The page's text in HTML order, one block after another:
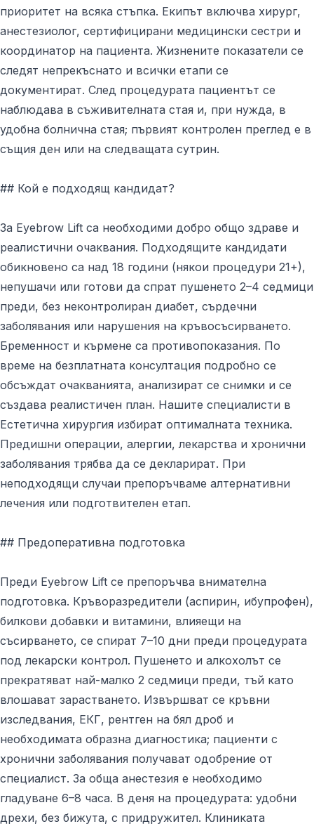
приоритет на всяка стъпка. Екипът включва хирург,
анестезиолог, сертифицирани медицински сестри и
координатор на пациента. Жизнените показатели се
следят непрекъснато и всички етапи се
документират. След процедурата пациентът се
наблюдава в съживителната стая и, при нужда, в
удобна болнична стая; първият контролен преглед е в
същия ден или на следващата сутрин.
## Кой е подходящ кандидат?
За Eyebrow Lift са необходими добро общо здраве и
реалистични очаквания. Подходящите кандидати
обикновено са над 18 години (някои процедури 21+),
непушачи или готови да спрат пушенето 2–4 седмици
преди, без неконтролиран диабет, сърдечни
заболявания или нарушения на кръвосъсирването.
Бременност и кърмене са противопоказания. По
време на безплатната консултация подробно се
обсъждат очакванията, анализират се снимки и се
създава реалистичен план. Нашите специалисти в
Естетична хирургия избират оптималната техника.
Предишни операции, алергии, лекарства и хронични
заболявания трябва да се декларират. При
неподходящи случаи препоръчваме алтернативни
лечения или подготвителен етап.
## Предоперативна подготовка
Преди Eyebrow Lift се препоръчва внимателна
подготовка. Кръворазредители (аспирин, ибупрофен),
билкови добавки и витамини, влияещи на
съсирването, се спират 7–10 дни преди процедурата
под лекарски контрол. Пушенето и алкохолът се
прекратяват най-малко 2 седмици преди, тъй като
влошават зарастването. Извършват се кръвни
изследвания, ЕКГ, рентген на бял дроб и
необходимата образна диагностика; пациенти с
хронични заболявания получават одобрение от
специалист. За обща анестезия е необходимо
гладуване 6–8 часа. В деня на процедурата: удобни
дрехи, без бижута, с придружител. Клиниката